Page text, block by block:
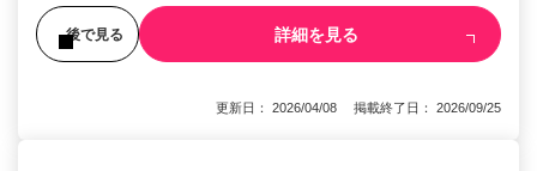
後で見る 詳細を見る
更新日： 2026/04/08 掲載終了日： 2026/09/25